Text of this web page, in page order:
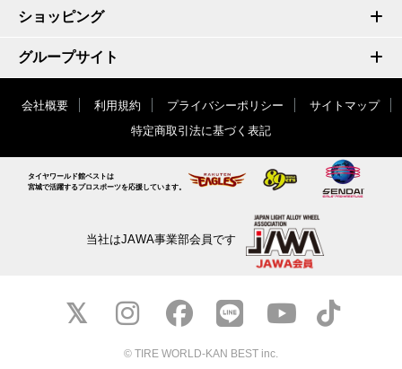
ショッピング
グループサイト
会社概要 利用規約 プライバシーポリシー
サイトマップ
特定商取引法に基づく表記
タイヤワールド館ベストは
宮城で活躍するプロスポーツを応援しています。
当社はJAWA事業部会員です
© TIRE WORLD-KAN BEST inc.